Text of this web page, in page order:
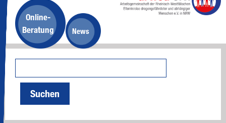
Online-
Beratung
News
Suchen